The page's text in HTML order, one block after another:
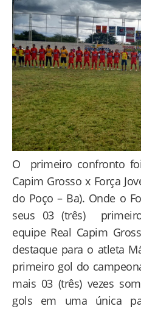
O primeiro confronto
Capim Grosso x Força
do Poço – Ba). Onde o
seus 03 (três)
equipe Real Capim
destaque para o atleta
primeiro gol do
mais 03 (três) vezes
gols em uma única